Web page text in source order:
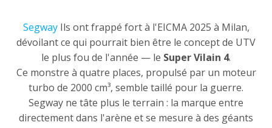
SegwayIls ont frappé fort à l'EICMA 2025 à Milan,
dévoilant ce qui pourrait bien être le concept de UTV
le plus fou de l'année — le Super Vilain 4.
Ce monstre à quatre places, propulsé par un moteur
turbo de 2000 cm³, semble taillé pour la guerre.
Segway ne tâte plus le terrain : la marque entre
directement dans l'arène et se mesure à des géants